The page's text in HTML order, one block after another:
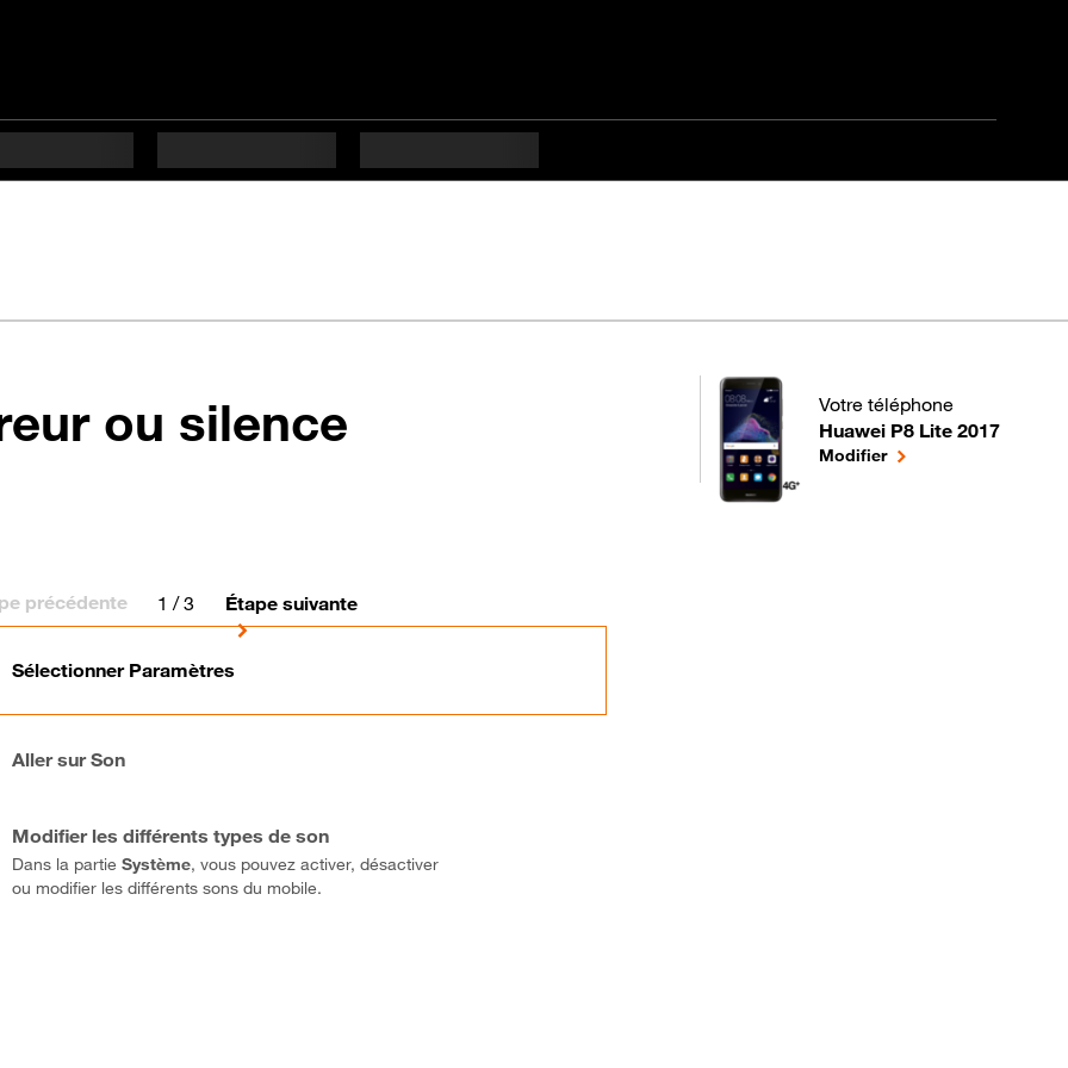
ou silence en 3 étapes difficultéVotre téléphone
Huawei P8 Lite 2017
pour votre Huawei P8 Lite
Modifierle téléphone
précédente 1 / 3 Étape suivante
Sélectionner Paramètres
Aller sur Son
Modifier les différents types de son
Dans la partie Système, vous pouvez activer, désactiver
ou modifier les différents sons du mobile.